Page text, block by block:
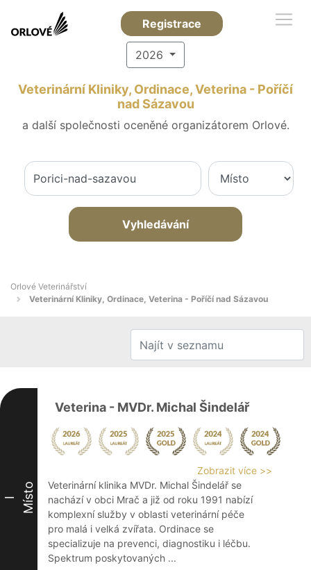
Registrace
2026
Veterinární Kliniky, Ordinace, Veterina - Poříčí
nad Sázavou
a další společnosti oceněné organizátorem Orlové.
Vyhledávání
Orlové Veterinářství
Veterinární Kliniky, Ordinace, Veterina - Poříčí nad Sázavou
I Místo
Veterina - MVDr. Michal Šindelář
Zobrazit více >>
Veterinární klinika MVDr. Michal Šindelář se
nachází v obci Mrač a již od roku 1991 nabízí
komplexní služby v oblasti veterinární péče
pro malá i velká zvířata. Ordinace se
specializuje na prevenci, diagnostiku i léčbu.
Spektrum poskytovaných ...